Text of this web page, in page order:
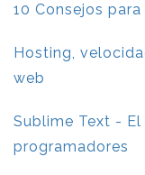
10 Consejos
Hosting,
web
Sublime Text -
programadores